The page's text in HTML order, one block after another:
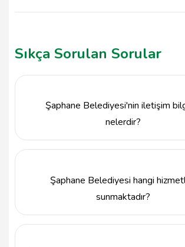
Sıkça Sorulan Sorular
Şaphane Belediyesi'nin iletişim
nelerdir?
Şaphane Belediyesi hangi
sunmaktadır?